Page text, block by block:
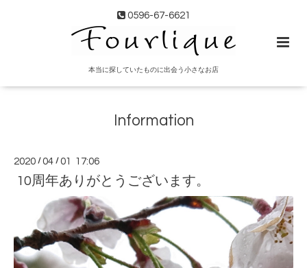
0596-67-6621
本当に探していたものに出会う小さなお店
Information
2020 /04 /01 17:06
10周年ありがとうございます。